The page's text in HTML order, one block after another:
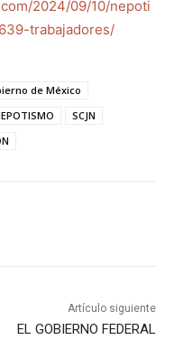
2024/09/10/nepoti
trabajadores/
de México
SCJN
Artículo siguiente
EL GOBIERNO FEDERAL